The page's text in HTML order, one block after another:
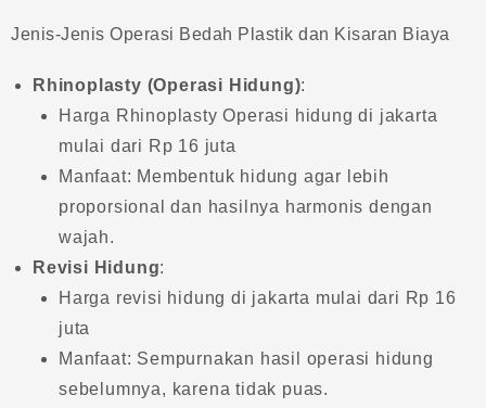
Jenis-Jenis Operasi Bedah Plastik dan Kisaran Biaya
Rhinoplasty (Operasi Hidung):
Harga Rhinoplasty Operasi hidung di jakarta
mulai dari Rp 16 juta
Manfaat: Membentuk hidung agar lebih
proporsional dan hasilnya harmonis dengan
wajah.
Revisi Hidung:
Harga revisi hidung di jakarta mulai dari Rp 16
juta
Manfaat: Sempurnakan hasil operasi hidung
sebelumnya, karena tidak puas.